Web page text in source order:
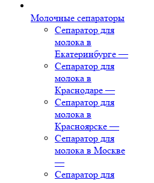
Молочные сепараторы
Сепаратор для
молока в
Екатеринбурге —
Сепаратор для
молока в
Краснодаре —
Сепаратор для
молока в
Красноярске —
Сепаратор для
молока в Москве
—
Сепаратор для